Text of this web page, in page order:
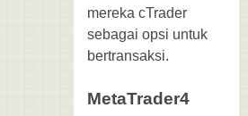
mereka cTrader
sebagai opsi untuk
bertransaksi.
MetaTrader4